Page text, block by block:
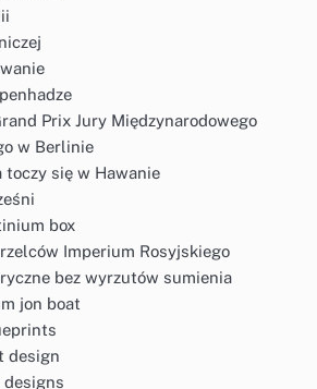
Prix Jury Międzynarodowego
w Berlinie
się w Hawanie
box
Imperium Rosyjskiego
bez wyrzutów sumienia
jon boat
design